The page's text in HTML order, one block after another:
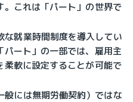
これは「パート」の世界で
な就業時間制度を導入してい
ート」の一部では、雇用主
軟に設定することが可能で
般には無期労働契約）ではな